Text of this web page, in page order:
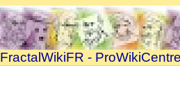
FractalWikiFR -